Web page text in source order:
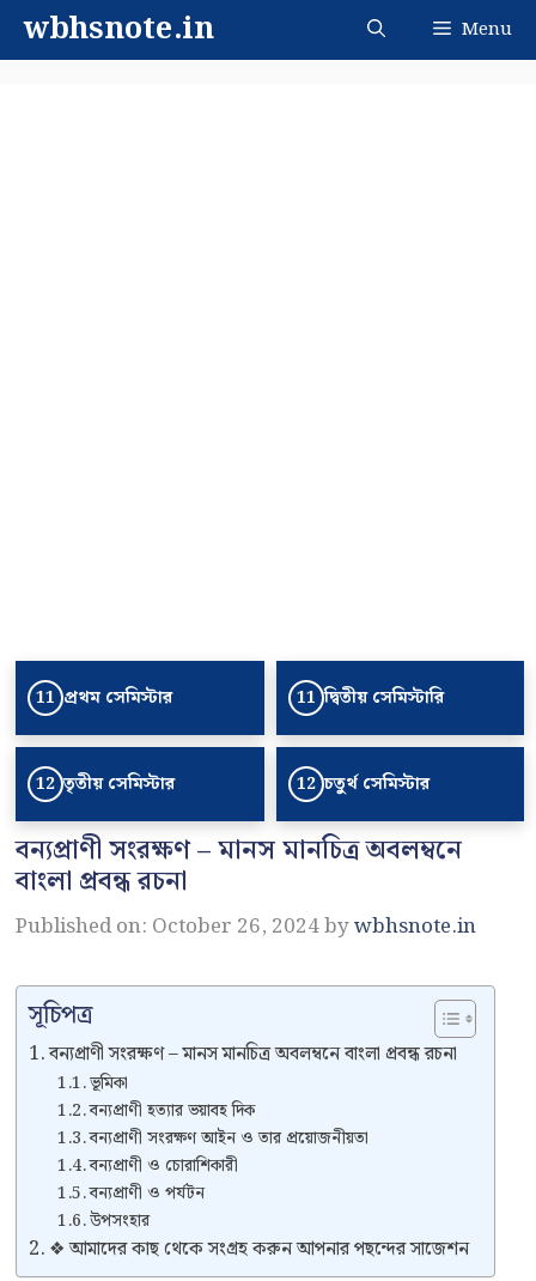
Skipwbhsnote.in Menu
11 প্রথম সেমিস্টার 11 দ্বিতীয় সেমিস্টারি
12 তৃতীয় সেমিস্টার 12 চতুর্থ সেমিস্টার
বন্যপ্রাণী সংরক্ষণ – মানস মানচিত্র অবলম্বনে
বাংলা প্রবন্ধ রচনা
Published on: October 26, 2024bywbhsnote.in
সূচিপত্র
বন্যপ্রাণী সংরক্ষণ – মানস মানচিত্র অবলম্বনে বাংলা প্রবন্ধ রচনা
ভূমিকা
বন্যপ্রাণী হত্যার ভয়াবহ দিক
বন্যপ্রাণী সংরক্ষণ আইন ও তার প্রয়োজনীয়তা
বন্যপ্রাণী ও চোরাশিকারী
বন্যপ্রাণী ও পর্যটন
উপসংহার
❖ আমাদের কাছ থেকে সংগ্রহ করুন আপনার পছন্দের সাজেশন